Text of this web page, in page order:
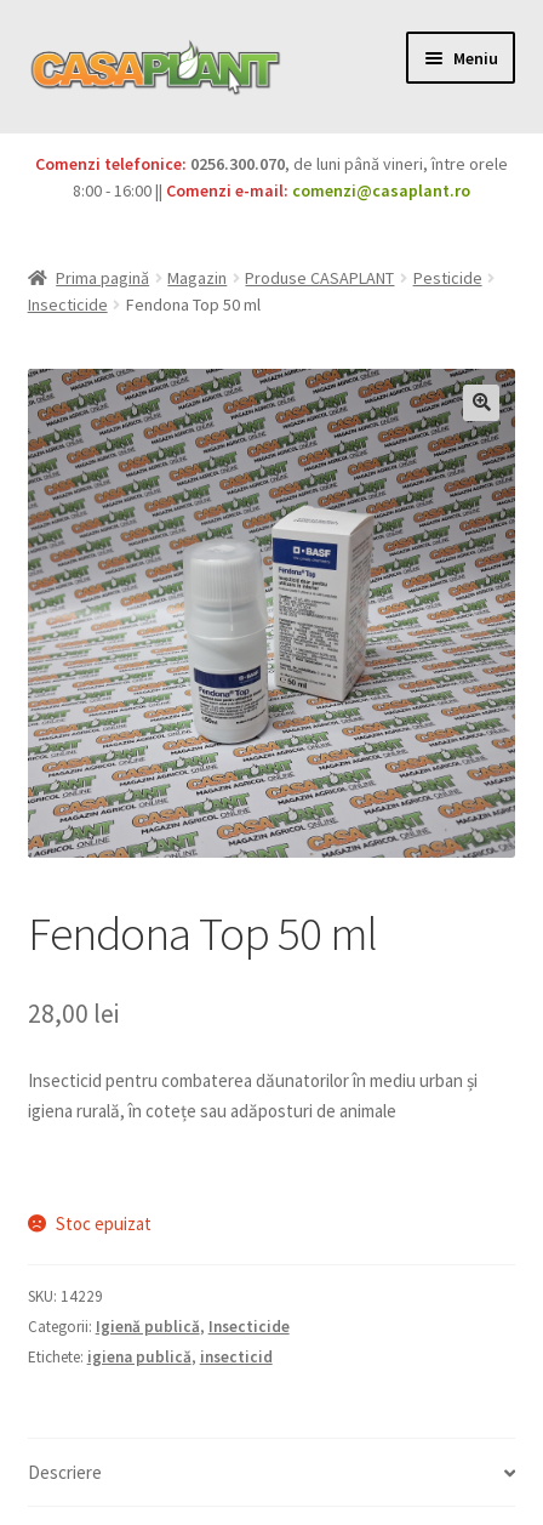
Meniu
Pesticide
copil
Produse BIO
Igienă publică
Casa și grădina
Extinde
meniul
copil
Sere și solarii
Extinde
meniul
copil
Comenzi telefonice: 0256.300.070, de luni până vineri, între orele
8:00 - 16:00 || Comenzi e-mail: comenzi@casaplant.ro
Prima pagină Magazin Produse CASAPLANT
Pesticide
Insecticide
Fendona Top 50 ml
Fendona Top 50 ml
28,00 lei
Insecticid pentru combaterea dăunatorilor în mediu urban și
igiena rurală, în cotețe sau adăposturi de animale
Stoc epuizat
SKU: 14229
Categorii: Igienă publică, Insecticide
Etichete: igiena publică, insecticid
Descriere